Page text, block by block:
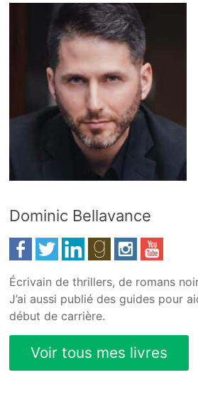
Dominic Bellavance
Écrivain de thrillers, de romans
J’ai aussi publié des guides pour
début de carrière.